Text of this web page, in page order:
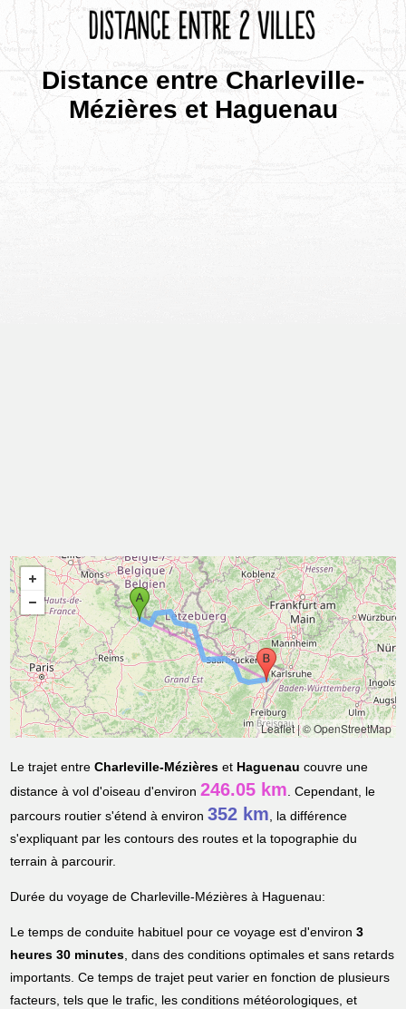
Distance entre Charleville-
Mézières et Haguenau
Leaflet|© OpenStreetMap
Le trajet entreCharleville-Mézières et Haguenau couvre une
distance à vol d'oiseau d'environ246.05 km. Cependant, le
parcours routier s'étend à environ352 km, la différence
s'expliquant par les contours des routes et la topographie du
terrain à parcourir.
Durée du voyage de Charleville-Mézières à Haguenau:
Le temps de conduite habituel pour ce voyage est d'environ3
heures 30 minutes, dans des conditions optimales et sans retards
importants. Ce temps de trajet peut varier en fonction de plusieurs
facteurs, tels que le trafic, les conditions météorologiques, et